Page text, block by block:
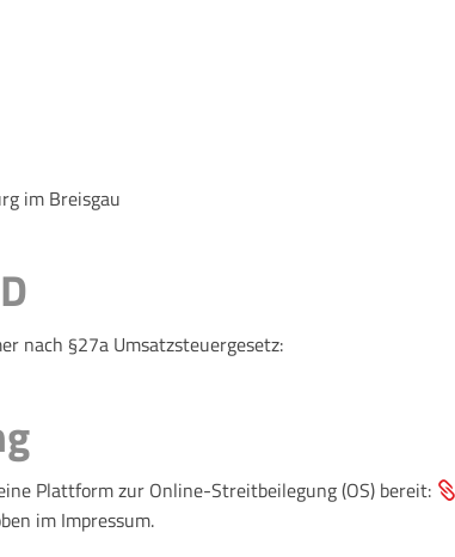
im Breisgau
nach §27a Umsatzsteuergesetz:
Plattform zur Online-Streitbeilegung (OS) bereit:
im Impressum.